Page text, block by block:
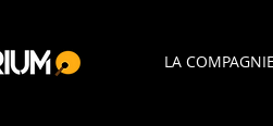
LA COMPAGNIE